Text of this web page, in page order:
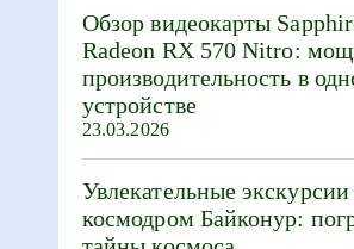
Обзор видеокарты
Radeon RX 570 Nitro:
производительность в
устройстве
23.03.2026
Увлекательные экскурсии
космодром Байконур: